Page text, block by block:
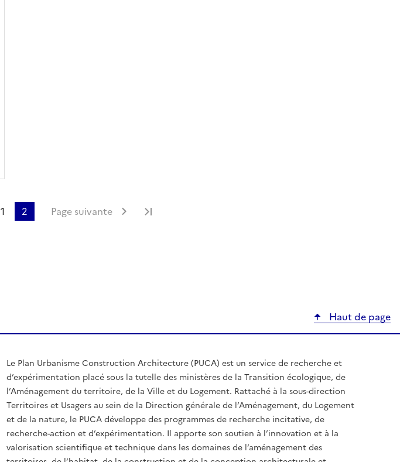
1 2 Page suivante
Haut de page
Le Plan Urbanisme Construction Architecture (PUCA) est un service de recherche et
d’expérimentation placé sous la tutelle des ministères de la Transition écologique, de
l’Aménagement du territoire, de la Ville et du Logement. Rattaché à la sous-direction
Territoires et Usagers au sein de la Direction générale de l’Aménagement, du Logement
et de la nature, le PUCA développe des programmes de recherche incitative, de
recherche-action et d’expérimentation. Il apporte son soutien à l’innovation et à la
valorisation scientifique et technique dans les domaines de l’aménagement des